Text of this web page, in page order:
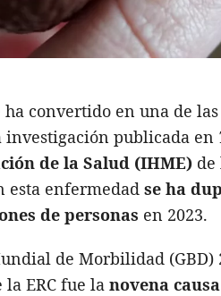
convertido en una de
publicada en
de la Salud (IHME) de
esta enfermedad se ha
de personas en 2023.
de Morbilidad (GBD)
ERC fue la novena